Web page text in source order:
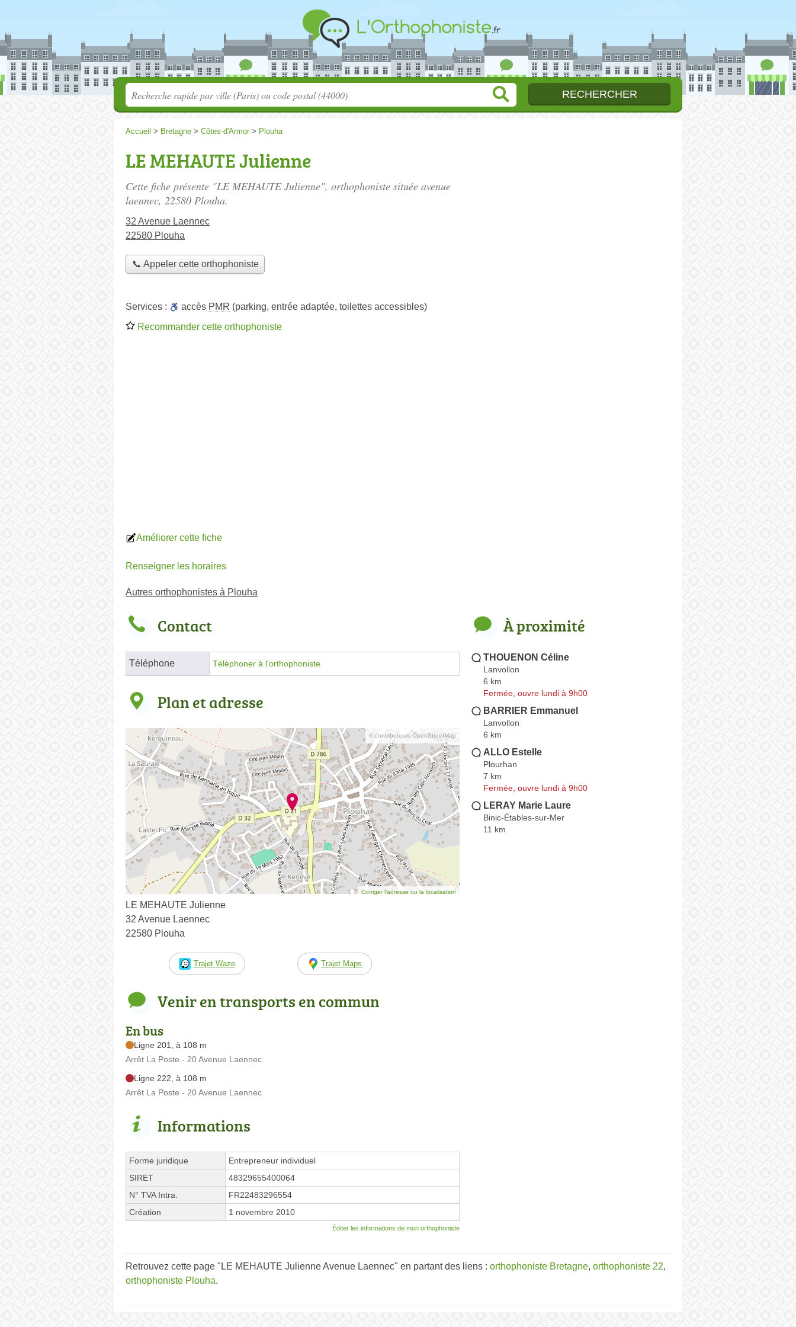
Accueil > Bretagne > Côtes-d'Armor > Plouha
LE MEHAUTE Julienne
Cette fiche présente "LE MEHAUTE Julienne", orthophoniste située avenue
laennec, 22580 Plouha.
32 Avenue Laennec
22580 Plouha
📞 Appeler cette orthophoniste
Services : accès PMR (parking, entrée adaptée, toilettes accessibles)
Recommander cette orthophoniste
Améliorer cette fiche
Renseigner les horaires
Autres orthophonistes à Plouha
Contact
Téléphone Téléphoner à l'orthophoniste
Plan et adresse
© contributeurs OpenStreetMap
Corriger l’adresse ou la localisation
LE MEHAUTE Julienne
32 Avenue Laennec
22580 Plouha
Trajet Waze Trajet Maps
Venir en transports en commun
En bus
Ligne 201, à 108 m
Arrêt La Poste - 20 Avenue Laennec
Ligne 222, à 108 m
Arrêt La Poste - 20 Avenue Laennec
Informations
Forme juridique
Entrepreneur individuel
SIRET
48329655400064
N° TVA Intra.
FR22483296554
Création
1 novembre 2010
Éditer les informations de mon orthophoniste
À proximité
THOUENON Céline
Lanvollon
6 km
Fermée, ouvre lundi à 9h00
BARRIER Emmanuel
Lanvollon
6 km
ALLO Estelle
Plourhan
7 km
Fermée, ouvre lundi à 9h00
LERAY Marie Laure
Binic-Étables-sur-Mer
11 km
Retrouvez cette page "LE MEHAUTE Julienne Avenue Laennec" en partant des liens : orthophoniste Bretagne, orthophoniste 22,
orthophoniste Plouha.